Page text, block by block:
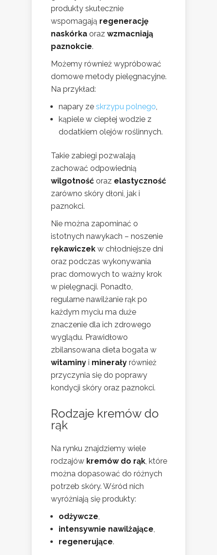
produkty skutecznie
wspomagają regenerację
naskórka oraz wzmacniają
paznokcie.
Możemy również wypróbować
domowe metody pielęgnacyjne.
Na przykład:
napary ze skrzypu polnego,
kąpiele w ciepłej wodzie z
dodatkiem olejów roślinnych.
Takie zabiegi pozwalają
zachować odpowiednią
wilgotność oraz elastyczność
zarówno skóry dłoni, jak i
paznokci.
Nie można zapominać o
istotnych nawykach – noszenie
rękawiczek w chłodniejsze dni
oraz podczas wykonywania
prac domowych to ważny krok
w pielęgnacji. Ponadto,
regularne nawilżanie rąk po
każdym myciu ma duże
znaczenie dla ich zdrowego
wyglądu. Prawidłowo
zbilansowana dieta bogata w
witaminy i minerały również
przyczynia się do poprawy
kondycji skóry oraz paznokci.
Rodzaje kremów do
rąk
Na rynku znajdziemy wiele
rodzajów kremów do rąk, które
można dopasować do różnych
potrzeb skóry. Wśród nich
wyróżniają się produkty:
odżywcze,
intensywnie nawilżające,
regenerujące.